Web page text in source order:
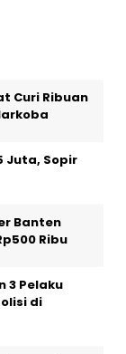
Curi Ribuan
Juta, Sopir
Banten
Ribu
3 Pelaku
di